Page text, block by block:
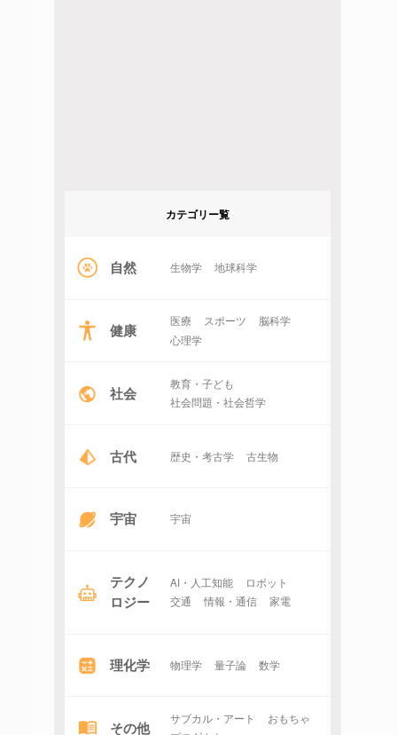
カテゴリー覧
自然 生物学 地球科学
健康 医療 スポーツ
脳科学
心理学
社会
教育・子ども
社会問題・社会哲学
古代 歴史・考古学 古生物
宇宙 宇宙
テクノ
ロジー
AI・人工知能
ロボット
交通
情報・通信 家電
理化学 物理学 量子論 数学
その他 サブカル・アート
おもちゃ